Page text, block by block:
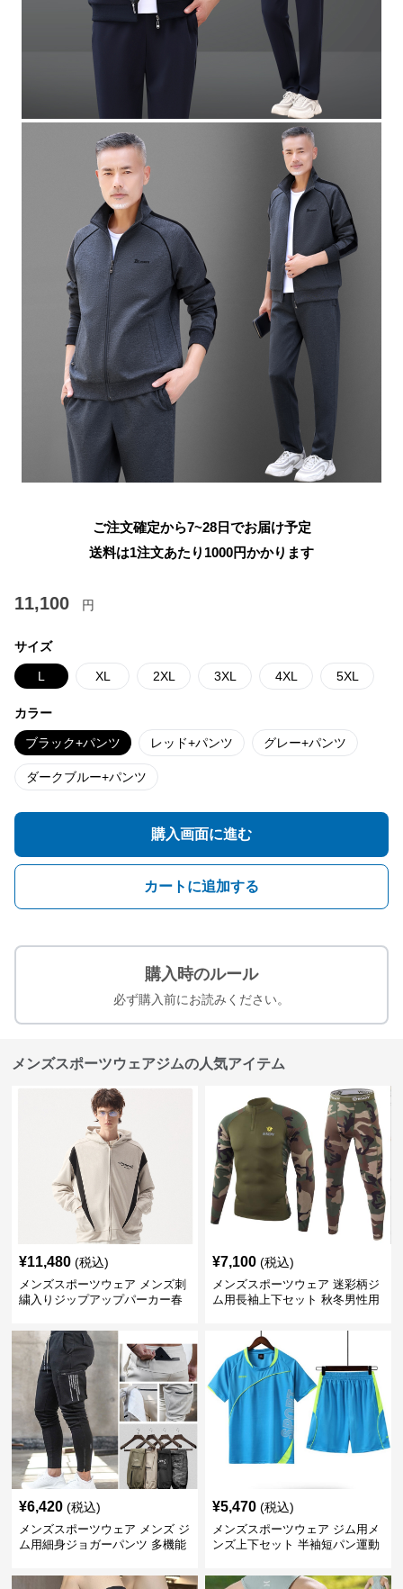
ご注文確定から7~28日でお届け予定
送料は1注文あたり 1000円かかります
11,100 円
サイズ
L XL 2XL 3XL 4XL 5XL
カラー
ブラック+パンツ レッド+パンツ グレー+パンツ
ダークブルー+パンツ
購入画面に進む
カートに追加する
購入時のルール
必ず購入前にお読みください。
メンズスポーツウェアジムの人気アイテム
¥11,480 (税込)
メンズスポーツウェア メンズ刺
繍入りジップアップパーカー春
¥7,100 (税込)
メンズスポーツウェア 迷彩柄ジ
ム用長袖上下セット 秋冬男性用
¥6,420 (税込)
メンズスポーツウェア メンズ ジ
ム用細身ジョガーパンツ 多機能
¥5,470 (税込)
メンズスポーツウェア ジム用メ
ンズ上下セット 半袖短パン運動